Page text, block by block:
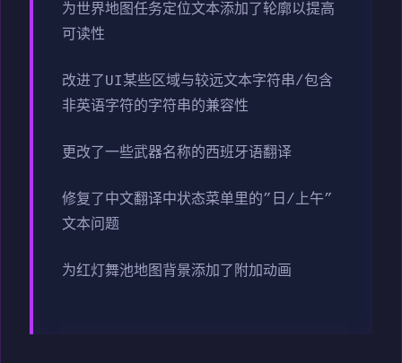
为世界地图任务定位文本添加了轮廓以提高
可读性
改进了UI某些区域与较远文本字符串/包含
非英语字符的字符串的兼容性
更改了一些武器名称的西班牙语翻译
修复了中文翻译中状态菜单里的”日/上午”
文本问题
为红灯舞池地图背景添加了附加动画